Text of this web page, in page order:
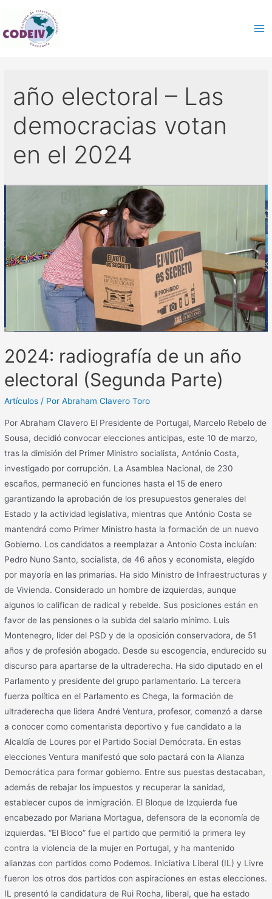
año electoral – Las
democracias votan
en el 2024
2024: radiografía de un año
electoral (Segunda Parte)
Artículos / PorAbraham Clavero Toro
Por Abraham Clavero El Presidente de Portugal, Marcelo Rebelo de
Sousa, decidió convocar elecciones anticipas, este 10 de marzo,
tras la dimisión del Primer Ministro socialista, António Costa,
investigado por corrupción. La Asamblea Nacional, de 230
escaños, permaneció en funciones hasta el 15 de enero
garantizando la aprobación de los presupuestos generales del
Estado y la actividad legislativa, mientras que António Costa se
mantendrá como Primer Ministro hasta la formación de un nuevo
Gobierno. Los candidatos a reemplazar a Antonio Costa incluían:
Pedro Nuno Santo, socialista, de 46 años y economista, elegido
por mayoría en las primarias. Ha sido Ministro de Infraestructuras y
de Vivienda. Considerado un hombre de izquierdas, aunque
algunos lo califican de radical y rebelde. Sus posiciones están en
favor de las pensiones o la subida del salario mínimo. Luis
Montenegro, líder del PSD y de la oposición conservadora, de 51
años y de profesión abogado. Desde su escogencia, endurecido su
discurso para apartarse de la ultraderecha. Ha sido diputado en el
Parlamento y presidente del grupo parlamentario. La tercera
fuerza política en el Parlamento es Chega, la formación de
ultraderecha que lidera André Ventura, profesor, comenzó a darse
a conocer como comentarista deportivo y fue candidato a la
Alcaldía de Loures por el Partido Social Demócrata. En estas
elecciones Ventura manifestó que solo pactará con la Alianza
Democrática para formar gobierno. Entre sus puestas destacaban,
además de rebajar los impuestos y recuperar la sanidad,
establecer cupos de inmigración. El Bloque de Izquierda fue
encabezado por Mariana Mortagua, defensora de la economía de
izquierdas. “El Bloco” fue el partido que permitió la primera ley
contra la violencia de la mujer en Portugal, y ha mantenido
alianzas con partidos como Podemos. Iniciativa Liberal (IL) y Livre
fueron los otros dos partidos con aspiraciones en estas elecciones.
IL presentó la candidatura de Rui Rocha, liberal, que ha estado